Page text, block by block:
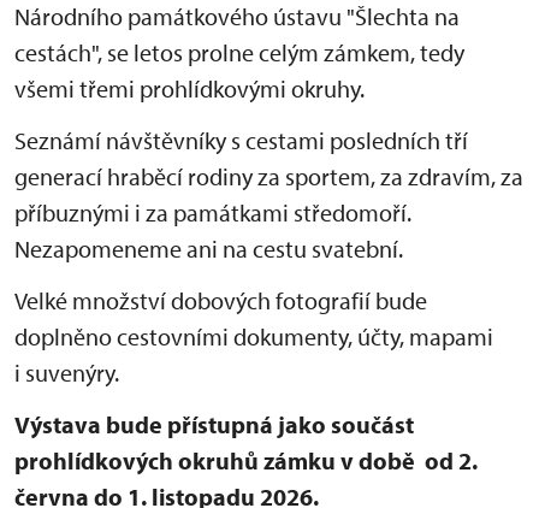
Národního památkového ústavu "Šlechta na
cestách", se letos prolne celým zámkem, tedy
všemi třemi prohlídkovými okruhy.
Seznámí návštěvníky s cestami posledních tří
generací hraběcí rodiny za sportem, za zdravím, za
příbuznými i za památkami středomoří.
Nezapomeneme ani na cestu svatební.
Velké množství dobových fotografií bude
doplněno cestovními dokumenty, účty, mapami
i suvenýry.
Výstava bude přístupná jako součást
prohlídkových okruhů zámku v době od 2.
června do 1. listopadu 2026.